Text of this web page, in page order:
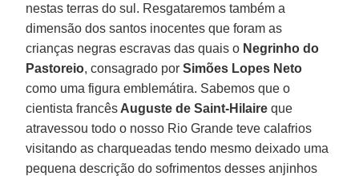
nestas terras do sul. Resgataremos também a
dimensão dos santos inocentes que foram as
crianças negras escravas das quais o Negrinho do
Pastoreio, consagrado porSimões Lopes Neto
como uma figura emblemátira. Sabemos que o
cientista francês Auguste de Saint-Hilaire que
atravessou todo o nosso Rio Grande teve calafrios
visitando as charqueadas tendo mesmo deixado uma
pequena descrição do sofrimentos desses anjinhos